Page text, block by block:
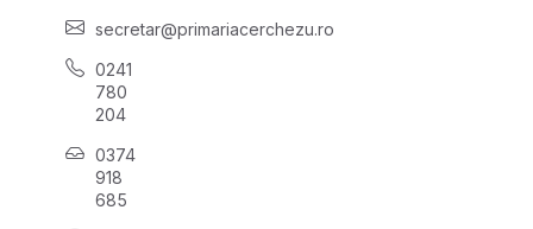
secretar@primariacerchezu.ro
0241
780
204
0374
918
685